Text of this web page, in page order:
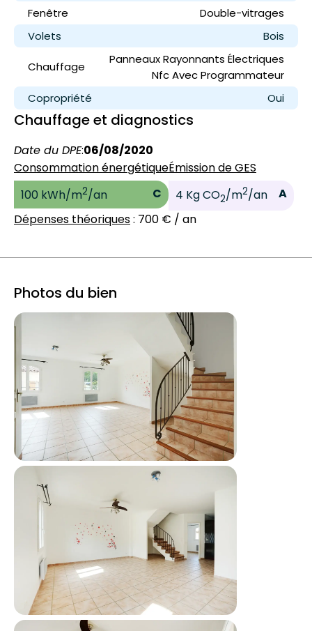
Fenêtre
Double-vitrages
Volets
Bois
Chauffage
Panneaux Rayonnants Électriques
Nfc Avec Programmateur
Copropriété
Oui
Chauffage et diagnostics
Date du DPE:06/08/2020
Consommation énergétique
100 kWh/m2/an C
Émission de GES
4 Kg CO2/m2/an
A
Dépenses théoriques: 700 € / an
Photos du bien